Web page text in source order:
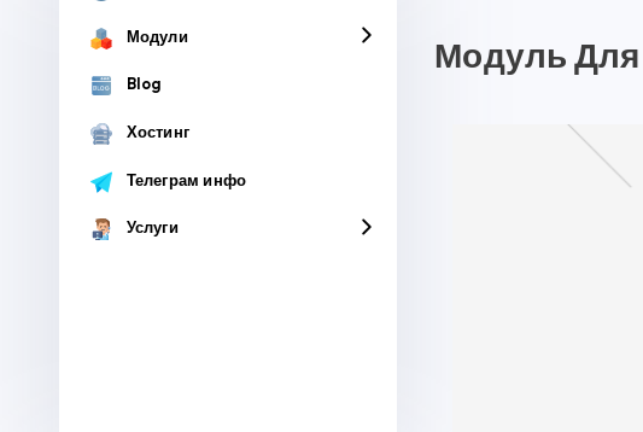
Модули
Blog
Хостинг
Телеграм инфо
Услуги
Модуль Для